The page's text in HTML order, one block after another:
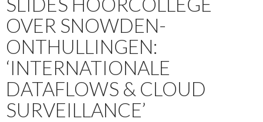
OVER SNOWDEN-
ONTHULLINGEN:
‘INTERNATIONALE
DATAFLOWS & CLOUD
SURVEILLANCE’